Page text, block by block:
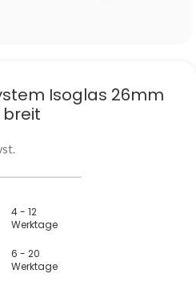
Isoglas 26mm
breit
4 - 12
Werktage
6 - 20
Werktage